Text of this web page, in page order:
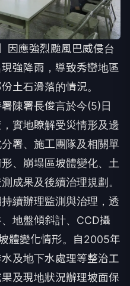
因應強烈颱風巴威侵台
強降雨，導致秀巒地區
土石滑落的情況。
陳署長俊言於今(5)日
實地瞭解受災情形及邊
署、施工團隊及相關單
、崩塌區坡體變化、土
成果及後續治理規劃。
續辦理監測與治理，透
地盤傾斜計、CCD攝
體變化情形。自2005年
及地下水處理等整治工
及現地狀況辦理坡面保